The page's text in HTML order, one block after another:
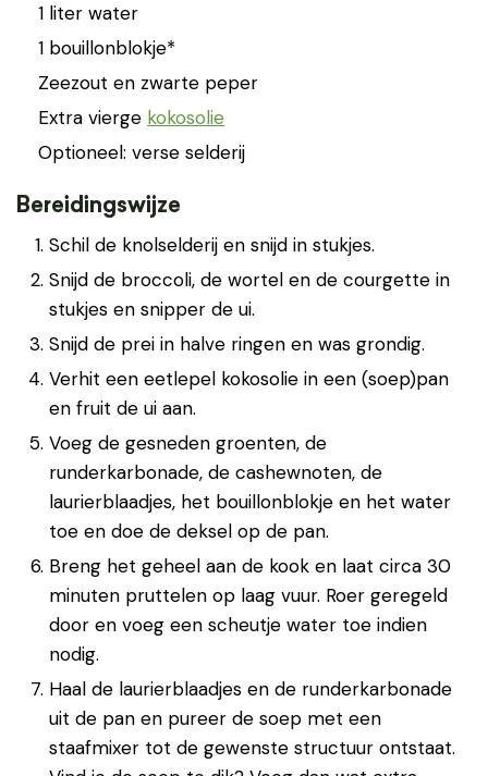
1 liter water
1 bouillonblokje*
Zeezout en zwarte peper
Extra vierge kokosolie
Optioneel: verse selderij
Bereidingswijze
Schil de knolselderij en snijd in stukjes.
Snijd de broccoli, de wortel en de courgette in
stukjes en snipper de ui.
Snijd de prei in halve ringen en was grondig.
Verhit een eetlepel kokosolie in een (soep)pan
en fruit de ui aan.
Voeg de gesneden groenten, de
runderkarbonade, de cashewnoten, de
laurierblaadjes, het bouillonblokje en het water
toe en doe de deksel op de pan.
Breng het geheel aan de kook en laat circa 30
minuten pruttelen op laag vuur. Roer geregeld
door en voeg een scheutje water toe indien
nodig.
Haal de laurierblaadjes en de runderkarbonade
uit de pan en pureer de soep met een
staafmixer tot de gewenste structuur ontstaat.